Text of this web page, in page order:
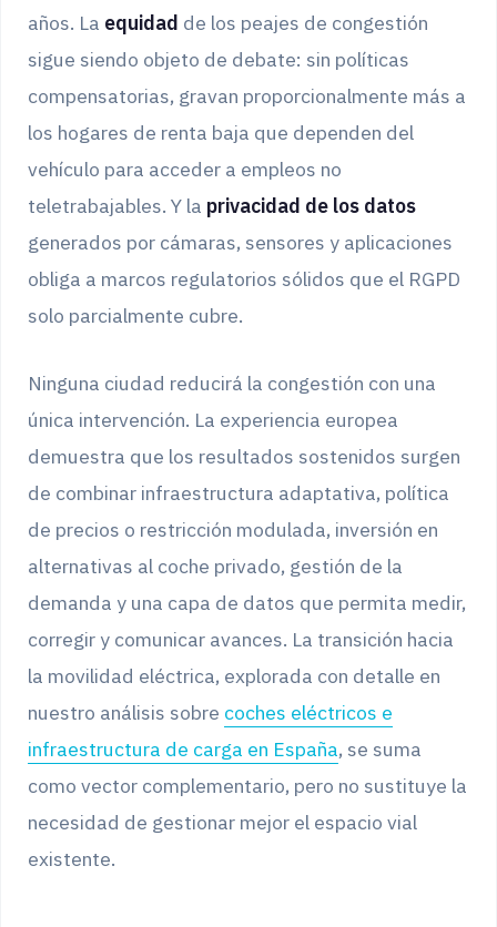
años. La equidad de los peajes de congestión
sigue siendo objeto de debate: sin políticas
compensatorias, gravan proporcionalmente más a
los hogares de renta baja que dependen del
vehículo para acceder a empleos no
teletrabajables. Y la privacidad de los datos
generados por cámaras, sensores y aplicaciones
obliga a marcos regulatorios sólidos que el RGPD
solo parcialmente cubre.
Ninguna ciudad reducirá la congestión con una
única intervención. La experiencia europea
demuestra que los resultados sostenidos surgen
de combinar infraestructura adaptativa, política
de precios o restricción modulada, inversión en
alternativas al coche privado, gestión de la
demanda y una capa de datos que permita medir,
corregir y comunicar avances. La transición hacia
la movilidad eléctrica, explorada con detalle en
nuestro análisis sobre coches eléctricos e
infraestructura de carga en España, se suma
como vector complementario, pero no sustituye la
necesidad de gestionar mejor el espacio vial
existente.